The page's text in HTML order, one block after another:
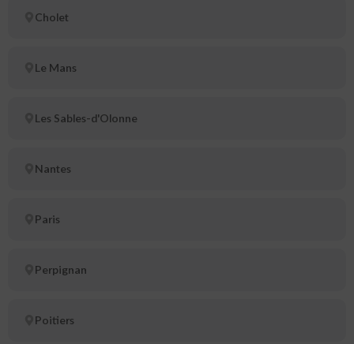
Cholet
Le Mans
Les Sables-d'Olonne
Nantes
Paris
Perpignan
Poitiers